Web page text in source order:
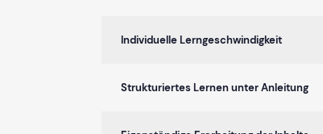
Individuelle Lerngeschwindigkeit
Strukturiertes Lernen unter Anleitung